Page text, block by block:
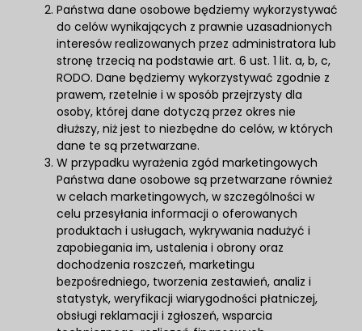
Państwa dane osobowe będziemy wykorzystywać
do celów wynikających z prawnie uzasadnionych
interesów realizowanych przez administratora lub
stronę trzecią na podstawie art. 6 ust. 1 lit. a, b, c,
RODO. Dane będziemy wykorzystywać zgodnie z
prawem, rzetelnie i w sposób przejrzysty dla
osoby, której dane dotyczą przez okres nie
dłuższy, niż jest to niezbędne do celów, w których
dane te są przetwarzane.
W przypadku wyrażenia zgód marketingowych
Państwa dane osobowe są przetwarzane również
w celach marketingowych, w szczególności w
celu przesyłania informacji o oferowanych
produktach i usługach, wykrywania nadużyć i
zapobiegania im, ustalenia i obrony oraz
dochodzenia roszczeń, marketingu
bezpośredniego, tworzenia zestawień, analiz i
statystyk, weryfikacji wiarygodności płatniczej,
obsługi reklamacji i zgłoszeń, wsparcia